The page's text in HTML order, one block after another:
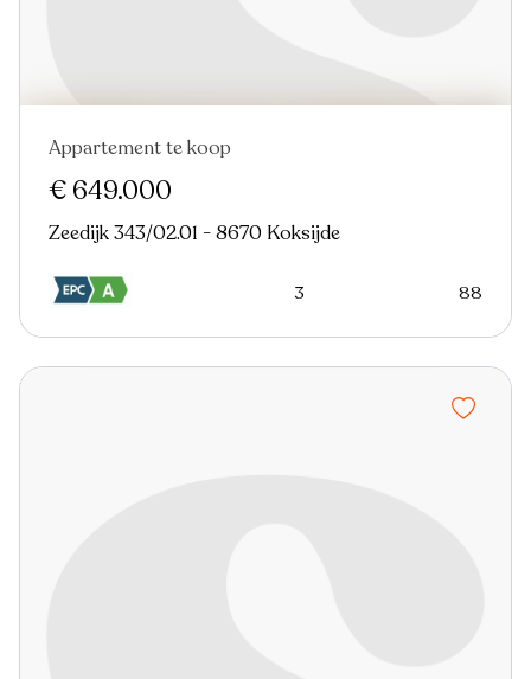
Nieuw
Appartement te koop
€ 649.000
Zeedijk 343/02.01 - 8670 Koksijde
3 88